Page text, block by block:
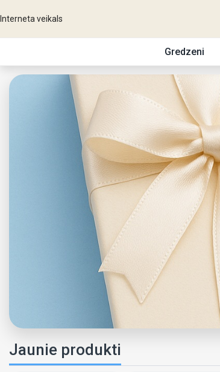
Interneta veikals
Gredzeni
Jaunie produkti